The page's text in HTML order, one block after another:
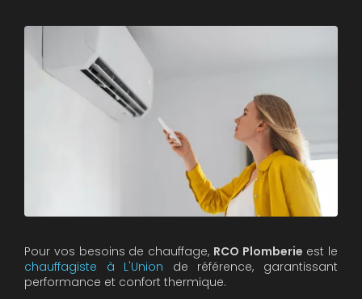
Pour vos besoins de chauffage, RCO Plomberie est le
chauffagiste à L'Union de référence, garantissant
performance et confort thermique.